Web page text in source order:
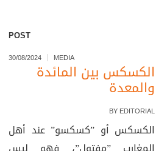
POST
30/08/2024 MEDIA
الكسكس بين المائدة
والمعدة
BY EDITORIAL
الكسكس أو ”كسكسو” عند أهل